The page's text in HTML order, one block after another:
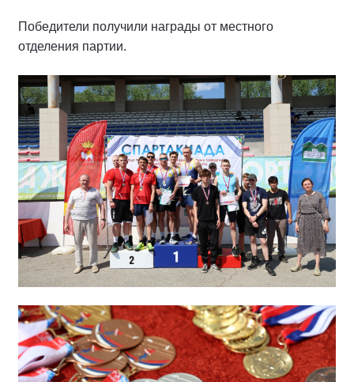
Победители получили награды от местного
отделения партии.